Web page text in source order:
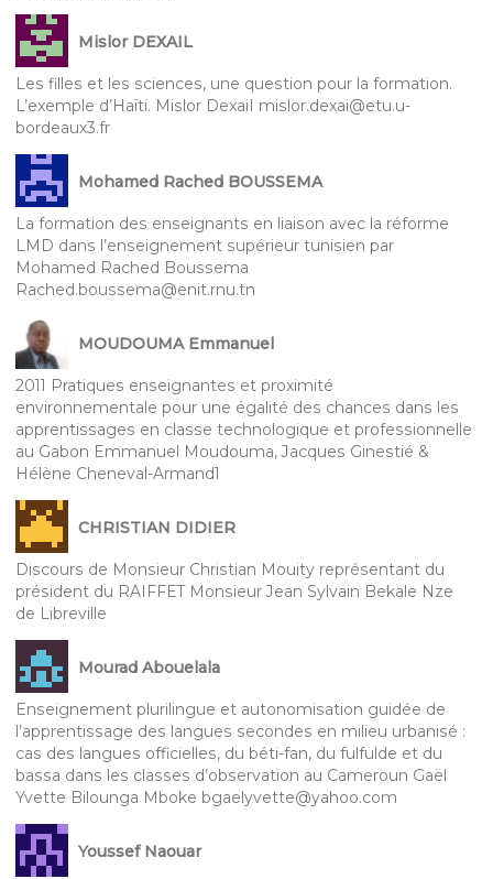
Mislor DEXAIL
Les filles et les sciences, une question pour la formation.
L’exemple d’Haïti. Mislor DexaiI mislor.dexai@etu.u-
bordeaux3.fr
Mohamed Rached BOUSSEMA
La formation des enseignants en liaison avec la réforme
LMD dans l’enseignement supérieur tunisien par
Mohamed Rached Boussema
Rached.boussema@enit.rnu.tn
MOUDOUMA Emmanuel
2011 Pratiques enseignantes et proximité
environnementale pour une égalité des chances dans les
apprentissages en classe technologique et professionnelle
au Gabon Emmanuel Moudouma, Jacques Ginestié &
Hélène Cheneval-Armand1
CHRISTIAN DIDIER
Discours de Monsieur Christian Mouity représentant du
président du RAIFFET Monsieur Jean Sylvain Bekale Nze
de Libreville
Mourad Abouelala
Enseignement plurilingue et autonomisation guidée de
l’apprentissage des langues secondes en milieu urbanisé :
cas des langues officielles, du béti-fan, du fulfulde et du
bassa dans les classes d’observation au Cameroun Gaël
Yvette Bilounga Mboke bgaelyvette@yahoo.com
Youssef Naouar